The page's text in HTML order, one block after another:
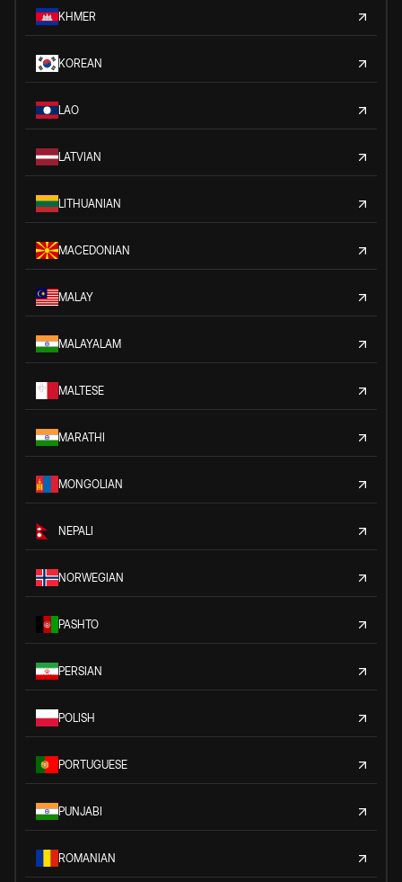
KHMER
KOREAN
LAO
LATVIAN
LITHUANIAN
MACEDONIAN
MALAY
MALAYALAM
MALTESE
MARATHI
MONGOLIAN
NEPALI
NORWEGIAN
PASHTO
PERSIAN
POLISH
PORTUGUESE
PUNJABI
ROMANIAN